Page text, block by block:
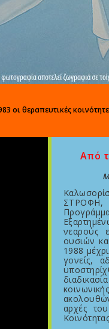
θεραπευτικές κοινότητες
Από
ΣΤΡΟΦΗ,
νεαρούς
ουσιών
1988
γονείς,
αρχές